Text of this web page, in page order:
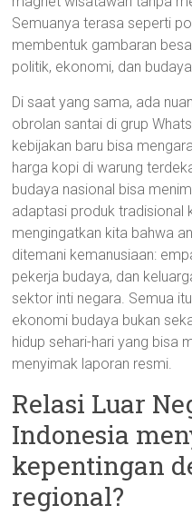
Semuanya terasa seperti
membentuk gambaran
politik, ekonomi, dan
Di saat yang sama, ada
obrolan santai di grup
kebijakan baru bisa
harga kopi di warung
budaya nasional bisa
adaptasi produk tradisional
mengingatkan kita bahwa
ditemani kemanusiaan:
pekerja budaya, dan
sektor inti negara. Semua
ekonomi budaya bukan
hidup sehari-hari yang bisa
menyimak laporan resmi.
Relasi Luar
Indonesia
kepentingan
regional?